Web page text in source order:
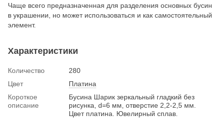
Чаще всего предназначенная для разделения основных бусин
в украшении, но может использоваться и как самостоятельный
элемент.
Характеристики
Количество
280
Цвет
Платина
Короткое
описание
Бусина Шарик зеркальный гладкий без
рисунка, d=6 мм, отверстие 2,2-2,5 мм.
Цвет платина. Ювелирный сплав.